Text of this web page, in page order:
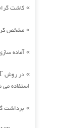
» کاشت
» مشخص
»آماده
»
استفاده
» برداشت